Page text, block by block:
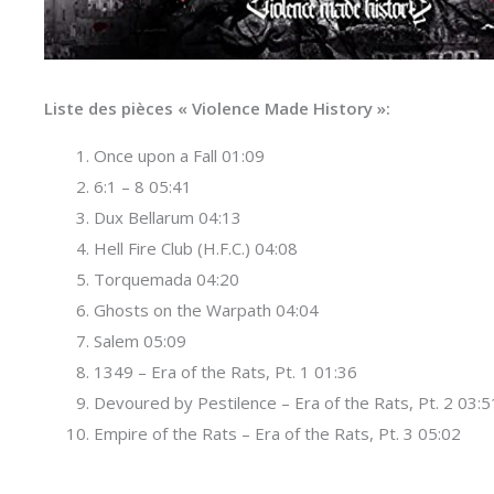
Liste des pièces « Violence Made History »:
Once upon a Fall 01:09
6:1 – 8 05:41
Dux Bellarum 04:13
Hell Fire Club (H.F.C.) 04:08
Torquemada 04:20
Ghosts on the Warpath 04:04
Salem 05:09
1349 – Era of the Rats, Pt. 1 01:36
Devoured by Pestilence – Era of the Rats, Pt. 2
Empire of the Rats – Era of the Rats, Pt. 3 05:02